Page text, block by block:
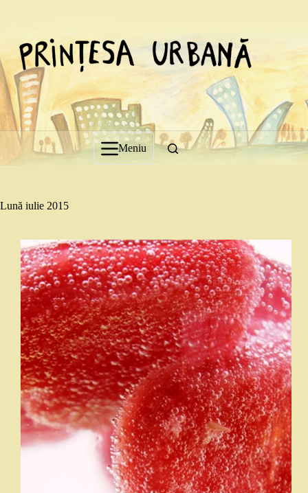
Meniu
Lună iulie 2015